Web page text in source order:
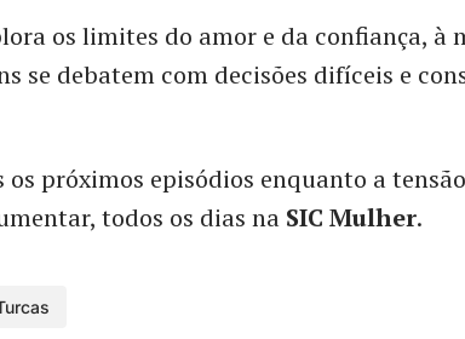
os limites do amor e da confiança, à
se debatem com decisões difíceis e
os próximos episódios enquanto a
todos os dias na SIC Mulher.